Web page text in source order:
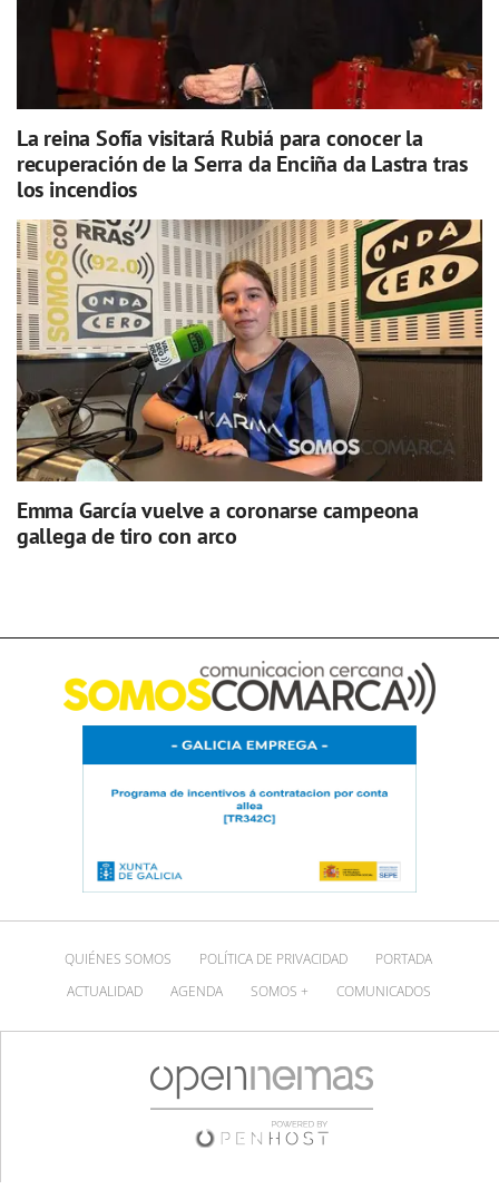
La reina Sofía visitará Rubiá para conocer la
recuperación de la Serra da Enciña da Lastra tras
los incendios
Emma García vuelve a coronarse campeona
gallega de tiro con arco
QUIÉNES SOMOS POLÍTICA DE PRIVACIDAD
PORTADA
ACTUALIDAD
AGENDA SOMOS + COMUNICADOS